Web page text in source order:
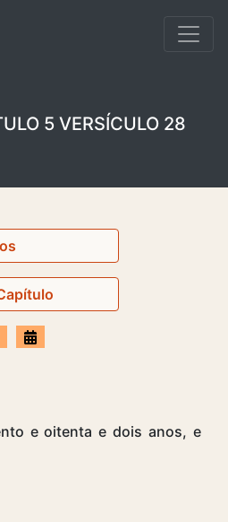
5 VERSÍCULO 28
e oitenta e dois anos, e